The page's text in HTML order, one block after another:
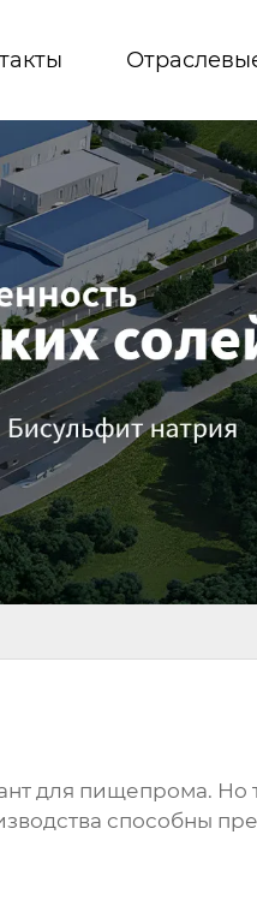
для пищепромa. Но
способны